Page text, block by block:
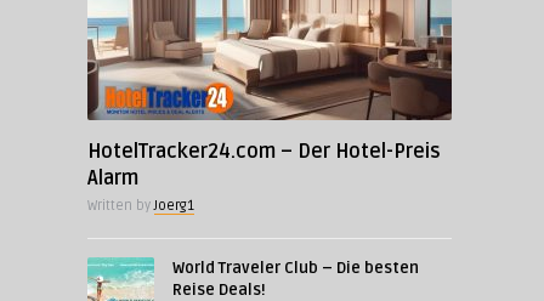
HotelTracker24.com – Der Hotel-Preis
Alarm
Written byJoerg1
World Traveler Club – Die besten
Reise Deals!